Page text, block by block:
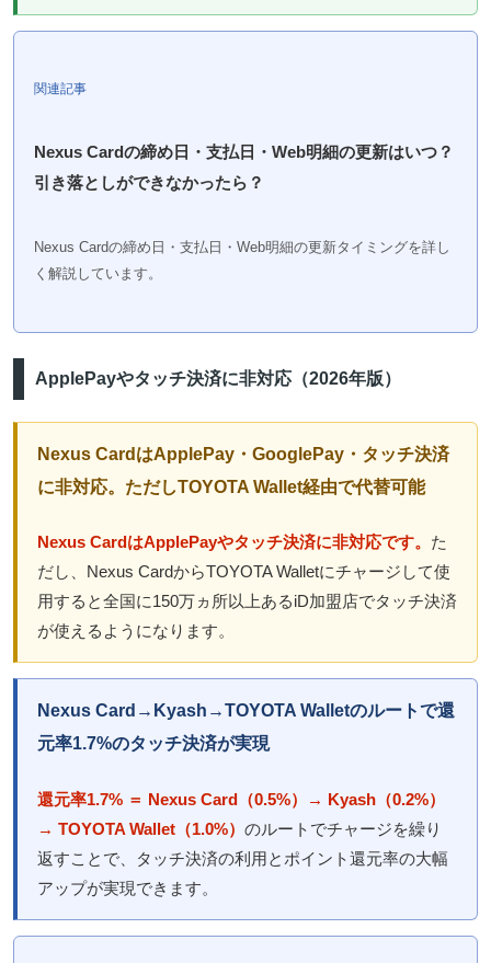
関連記事
Nexus Cardの締め日・支払日・Web明細の更新はいつ？
引き落としができなかったら？
Nexus Cardの締め日・支払日・Web明細の更新タイミングを詳し
く解説しています。
ApplePayやタッチ決済に非対応（2026年版）
Nexus CardはApplePay・GooglePay・タッチ決済
に非対応。ただしTOYOTA Wallet経由で代替可能
Nexus CardはApplePayやタッチ決済に非対応です。 た
だし、Nexus CardからTOYOTA Walletにチャージして使
用すると全国に150万ヵ所以上あるiD加盟店でタッチ決済
が使えるようになります。
Nexus Card→Kyash→TOYOTA Walletのルートで還
元率1.7%のタッチ決済が実現
還元率1.7% ＝ Nexus Card（0.5%）→ Kyash（0.2%）
→ TOYOTA Wallet（1.0%） のルートでチャージを繰り
返すことで、タッチ決済の利用とポイント還元率の大幅
アップが実現できます。